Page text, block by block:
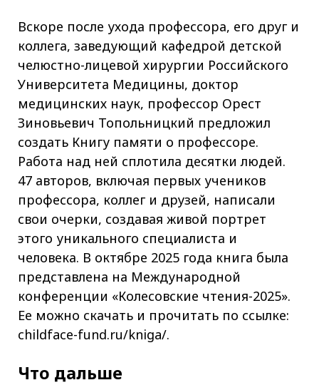
Вскоре после ухода профессора, его друг и
коллега, заведующий кафедрой детской
челюстно-лицевой хирургии Российского
Университета Медицины, доктор
медицинских наук, профессор Орест
Зиновьевич Топольницкий предложил
создать Книгу памяти о профессоре.
Работа над ней сплотила десятки людей.
47 авторов, включая первых учеников
профессора, коллег и друзей, написали
свои очерки, создавая живой портрет
этого уникального специалиста и
человека. В октябре 2025 года книга была
представлена на Международной
конференции «Колесовские чтения-2025».
Ее можно скачать и прочитать по ссылке:
childface-fund.ru/kniga/.
Что дальше